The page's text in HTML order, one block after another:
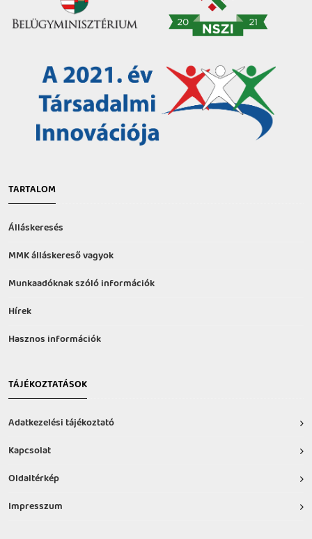
TARTALOM
Álláskeresés
MMK álláskereső vagyok
Munkaadóknak szóló információk
Hírek
Hasznos információk
TÁJÉKOZTATÁSOK
Adatkezelési tájékoztató
Kapcsolat
Oldaltérkép
Impresszum